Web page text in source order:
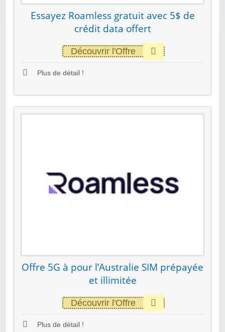
Essayez Roamless gratuit avec 5$ de
crédit data offert
Découvrir l'Offre
Plus de détail !
Offre 5G à pour l’Australie SIM prépayée
et illimitée
Découvrir l'Offre
Plus de détail !